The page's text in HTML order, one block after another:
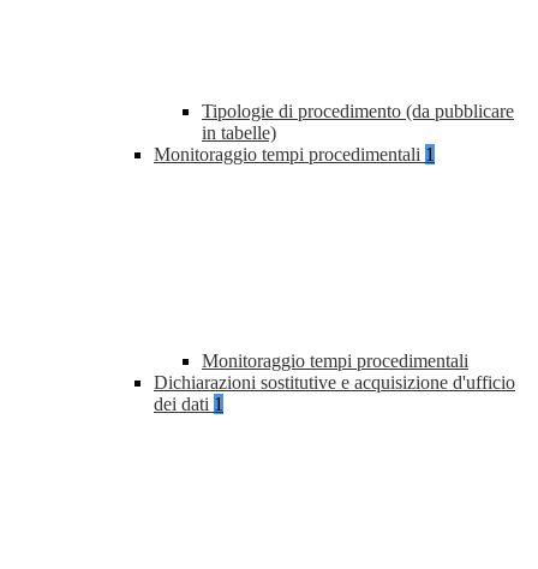
Tipologie di procedimento (da pubblicare
in tabelle)
Monitoraggio tempi procedimentali 1
Monitoraggio tempi procedimentali
Dichiarazioni sostitutive e acquisizione d'ufficio
dei dati 1